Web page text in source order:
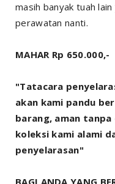
masih banyak tuah
perawatan nanti.
MAHAR Rp 650.000,-
"Tatacara
akan kami pandu
barang, aman
koleksi kami alami
penyelarasan"